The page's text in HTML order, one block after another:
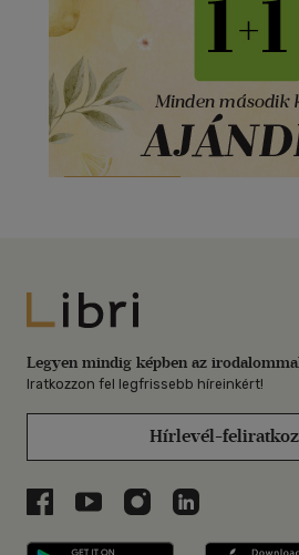
Libri
Legyen mindig képben az
Iratkozzon fel legfrissebb híreinkért!
Hírlevél-
Libri a Facebookon
Libri a Youtube-on
Libri azLibri a